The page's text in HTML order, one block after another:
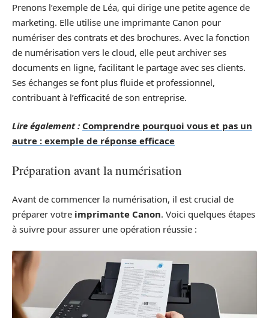
Prenons l’exemple de Léa, qui dirige une petite agence de
marketing. Elle utilise une imprimante Canon pour
numériser des contrats et des brochures. Avec la fonction
de numérisation vers le cloud, elle peut archiver ses
documents en ligne, facilitant le partage avec ses clients.
Ses échanges se font plus fluide et professionnel,
contribuant à l’efficacité de son entreprise.
Lire également : Comprendre pourquoi vous et pas un
autre : exemple de réponse efficace
Préparation avant la numérisation
Avant de commencer la numérisation, il est crucial de
préparer votre imprimante Canon. Voici quelques étapes
à suivre pour assurer une opération réussie :